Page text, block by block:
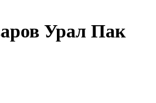
Урал Пак